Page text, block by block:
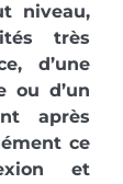
niveau,
très
d’une
ou d’un
après
ce
et